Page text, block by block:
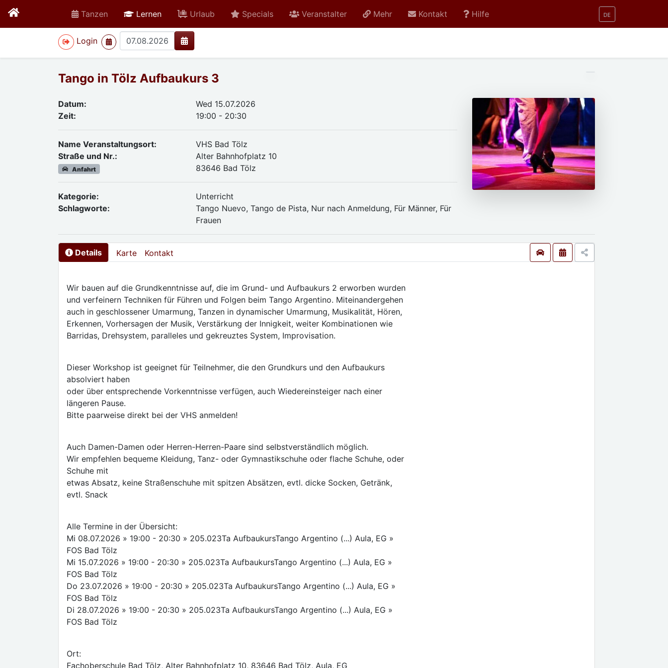
Tanzen Lernenactive Urlaub Specials Veranstalter Mehr Kontakt Hilfe DE
Login
>
Tango in Tölz Aufbaukurs 3
Datum:
Wed 15.07.2026
Zeit:
19:00 - 20:30
Name Veranstaltungsort:
VHS Bad Tölz
Straße und Nr.:
Anfahrt
Alter Bahnhofplatz 10
83646 Bad Tölz
Kategorie:
Unterricht
Schlagworte:
Tango Nuevo, Tango de Pista, Nur nach Anmeldung, Für Männer, Für
Frauen
Details Karte Kontakt
Wir bauen auf die Grundkenntnisse auf, die im Grund- und Aufbaukurs 2 erworben wurden
und verfeinern Techniken für Führen und Folgen beim Tango Argentino. Miteinandergehen
auch in geschlossener Umarmung, Tanzen in dynamischer Umarmung, Musikalität, Hören,
Erkennen, Vorhersagen der Musik, Verstärkung der Innigkeit, weiter Kombinationen wie
Barridas, Drehsystem, paralleles und gekreuztes System, Improvisation.
Dieser Workshop ist geeignet für Teilnehmer, die den Grundkurs und den Aufbaukurs
absolviert haben
oder über entsprechende Vorkenntnisse verfügen, auch Wiedereinsteiger nach einer
längeren Pause.
Bitte paarweise direkt bei der VHS anmelden!
Auch Damen-Damen oder Herren-Herren-Paare sind selbstverständlich möglich.
Wir empfehlen bequeme Kleidung, Tanz- oder Gymnastikschuhe oder flache Schuhe, oder
Schuhe mit
etwas Absatz, keine Straßenschuhe mit spitzen Absätzen, evtl. dicke Socken, Getränk,
evtl. Snack
Alle Termine in der Übersicht:
Mi 08.07.2026 » 19:00 - 20:30 » 205.023Ta AufbaukursTango Argentino (...) Aula, EG »
FOS Bad Tölz
Mi 15.07.2026 » 19:00 - 20:30 » 205.023Ta AufbaukursTango Argentino (...) Aula, EG »
FOS Bad Tölz
Do 23.07.2026 » 19:00 - 20:30 » 205.023Ta AufbaukursTango Argentino (...) Aula, EG »
FOS Bad Tölz
Di 28.07.2026 » 19:00 - 20:30 » 205.023Ta AufbaukursTango Argentino (...) Aula, EG »
FOS Bad Tölz
Ort:
Fachoberschule Bad Tölz, Alter Bahnhofplatz 10, 83646 Bad Tölz, Aula, EG